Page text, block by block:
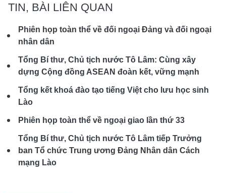
TIN, BÀI LIÊN QUAN
Phiên họp toàn thể về đối ngoại Đảng và đối ngoại
nhân dân
Tổng Bí thư, Chủ tịch nước Tô Lâm: Cùng xây
dựng Cộng đồng ASEAN đoàn kết, vững mạnh
Tổng kết khoá đào tạo tiếng Việt cho lưu học sinh
Lào
Phiên họp toàn thể về ngoại giao lần thứ 33
Tổng Bí thư, Chủ tịch nước Tô Lâm tiếp Trưởng
ban Tổ chức Trung ương Đảng Nhân dân Cách
mạng Lào